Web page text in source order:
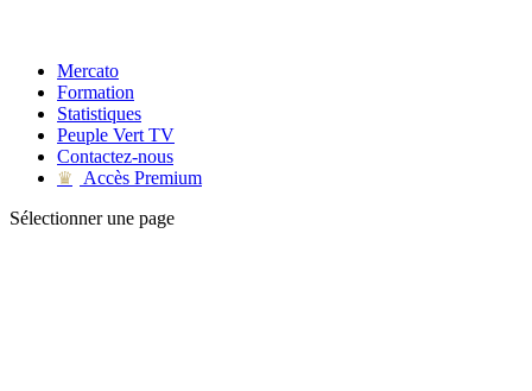
Mercato
Formation
Statistiques
Peuple Vert TV
Contactez-nous
♛
Accès Premium
Sélectionner une page